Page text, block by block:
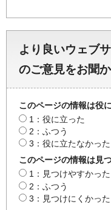
より良いウェブ
のご意見をお聞
このページの情報は役
1：役に立った
2：ふつう
3：役に立たなかった
このページの情報は見
1：見つけやすかった
2：ふつう
3：見つけにくかった